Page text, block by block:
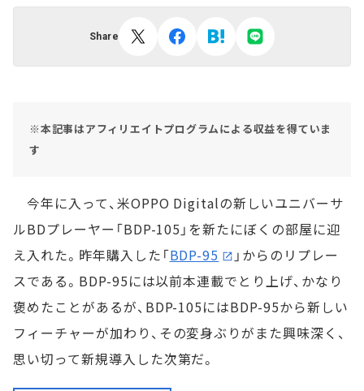
Share
※本記事はアフィリエイトプログラムによる収益を得ていま
す
今年に入って、米OPPO Digitalの新しいユニバーサ
ルBDプレーヤー「BDP-105」を新たにぼくの部屋に迎
え入れた。昨年購入した「BDP-95
」からのリプレー
スである。BDP-95には以前本連載でとり上げ、かなり
褒めたことがあるが、BDP-105にはBDP-95から新しい
フィーチャーが加わり、その変身ぶりがまた興味深く、
思い切って新規導入した次第だ。